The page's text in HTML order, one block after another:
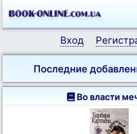
Вход
Последние
Во власти